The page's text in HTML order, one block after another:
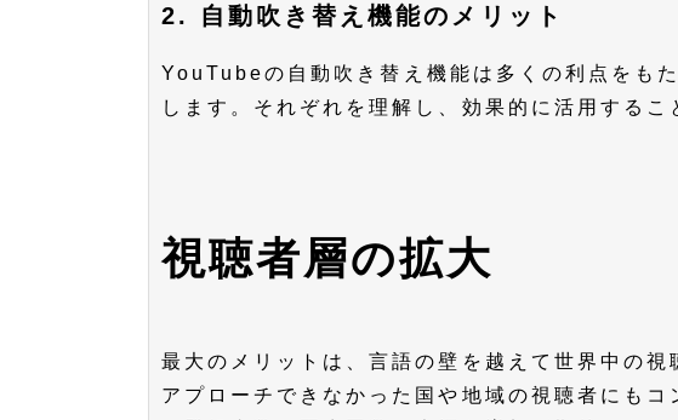
2. 自動吹き替え機能のメリット
YouTubeの自動吹き替え機能は多くの利点をも
します。それぞれを理解し、効果的に活用するこ
視聴者層の拡大
最大のメリットは、言語の壁を越えて世界中の
アプローチできなかった国や地域の視聴者にも